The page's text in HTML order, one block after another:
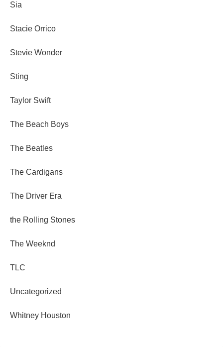
Sia
Stacie Orrico
Stevie Wonder
Sting
Taylor Swift
The Beach Boys
The Beatles
The Cardigans
The Driver Era
the Rolling Stones
The Weeknd
TLC
Uncategorized
Whitney Houston